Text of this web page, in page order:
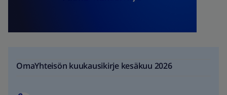
OmaYhteisön kuukausikirje kesäkuu 2026